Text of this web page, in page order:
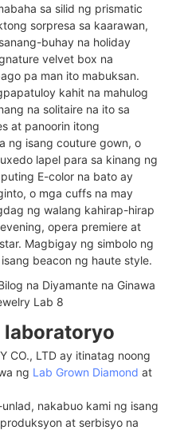
sa silid ng prismatic
sorpresa sa kaarawan,
buhay na holiday
velvet box na
pa man ito mabuksan.
kahit na mahulog
na solitaire na ito sa
at panoorin itong
ng isang couture gown, o
lapel para sa kinang ng
E-color na bato ay
o mga cuffs na may
ng walang kahirap-hirap
opera premiere at
Magbigay ng simbolo ng
beacon ng haute style.
laboratoryo
CO., LTD ay itinatag noong
ng Lab Grown Diamond at
nakabuo kami ng isang
at serbisyo na